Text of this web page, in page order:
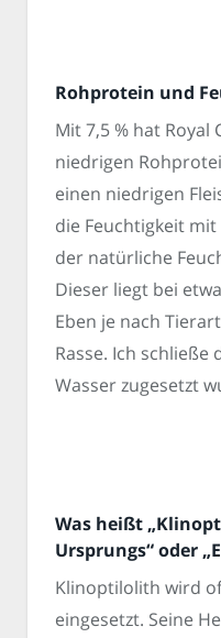
Rohprotein und
Mit 7,5 % hat Royal
niedrigen
einen niedrigen
die Feuchtigkeit
der natürliche
Dieser liegt bei
Eben je nach
Rasse. Ich
Wasser zugesetzt
Was heißt
Ursprungs“ oder
Klinoptilolith wird
eingesetzt. Seine